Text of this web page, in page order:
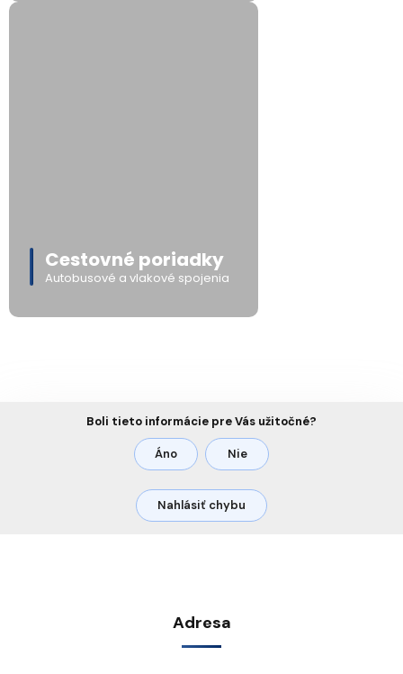
Cestovné poriadky
Autobusové a vlakové spojenia
Boli tieto informácie pre Vás užitočné?
Áno Nie
Nahlásiť chybu
Adresa